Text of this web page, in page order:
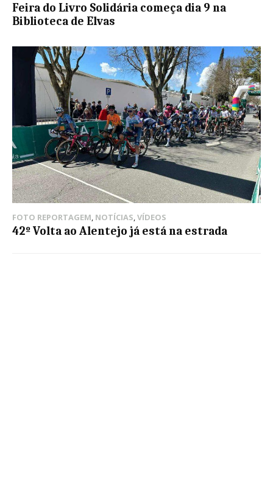
Feira do Livro Solidária começa dia 9 na
Biblioteca de Elvas
FOTO REPORTAGEM, NOTÍCIAS,VÍDEOS
42º Volta ao Alentejo já está na estrada